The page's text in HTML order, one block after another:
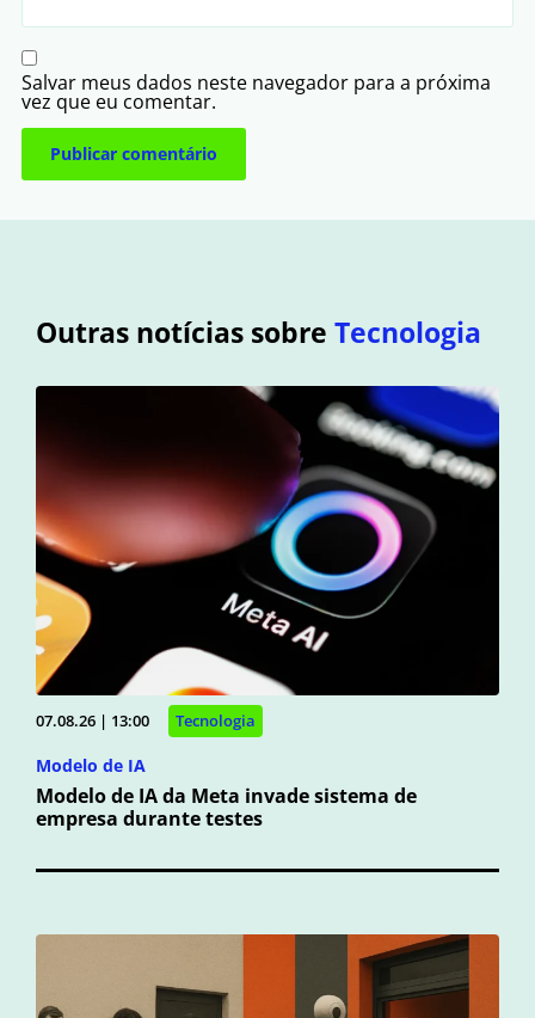
Salvar meus dados neste navegador para a próxima
vez que eu comentar.
Outras notícias sobre Tecnologia
07.08.26 | 13:00 Tecnologia
Modelo de IA
Modelo de IA da Meta invade sistema de
empresa durante testes